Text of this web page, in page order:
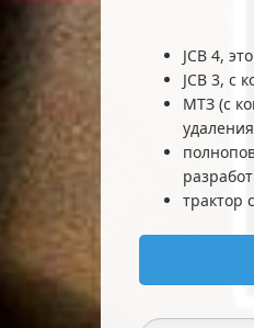
JCB 4,
JCB 3, с
МТЗ (с
трактор